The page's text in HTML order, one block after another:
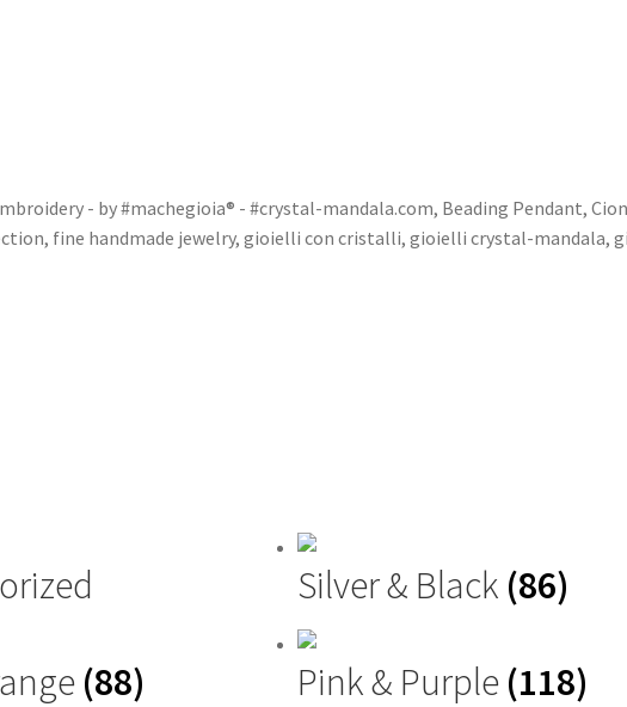
- by #machegioia® - #crystal-mandala.com, Beading Pendant,
, fine handmade jewelry, gioielli con cristalli, gioielli crystal-mandala,
Silver & Black (86)
(88) Pink & Purple (118)